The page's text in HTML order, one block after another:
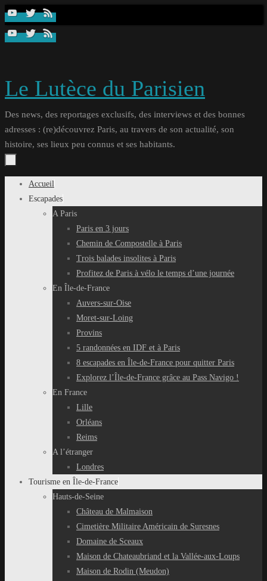
Passer
contenu
Le Lutèce du Parisien
Des news, des reportages exclusifs, des interviews et des bonnes
adresses : (re)découvrez Paris, au travers de son actualité, son
histoire, ses lieux peu connus et ses habitants.
Passer
Accueil
Escapades
A Paris
Paris en 3 jours
Chemin de Compostelle à Paris
Trois balades insolites à Paris
Profitez de Paris à vélo le temps d’une journée
En Île-de-France
Auvers-sur-Oise
Moret-sur-Loing
Provins
5 randonnées en IDF et à Paris
8 escapades en Île-de-France pour quitter Paris
Explorez l’Île-de-France grâce au Pass Navigo !
En France
Lille
Orléans
Reims
A l’étranger
Londres
Tourisme en Île-de-France
Hauts-de-Seine
Château de Malmaison
Cimetière Militaire Américain de Suresnes
Domaine de Sceaux
Maison de Chateaubriand et la Vallée-aux-Loups
Maison de Rodin (Meudon)